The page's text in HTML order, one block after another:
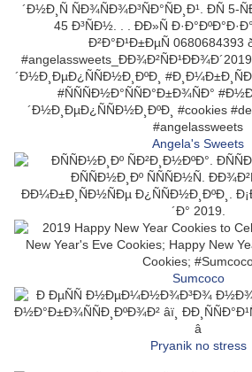
Angela's Sweets
Sumcoco
Pryanik no stress